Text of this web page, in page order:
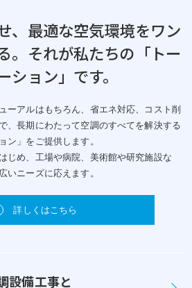
会へ加入しました
より表彰いただきました
力事業への寄付
、最適な空気環境をワン
。それが私たちの「トー
ション」です。
ーアルはもちろん、省エネ対応、コスト削
、長期にわたって空調のすべてを解決する
ン」をご提供します。
じめ、工場や病院、美術館や研究施設な
いニーズに応えます。
詳しくはこちら
設備工事と